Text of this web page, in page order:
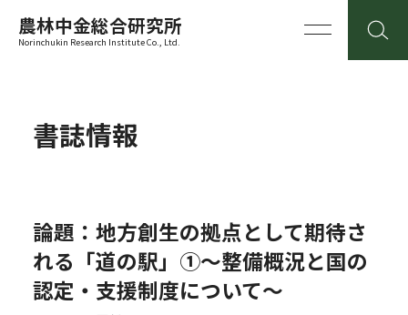
農林中金総合研究所
Norinchukin Research Institute Co., Ltd.
書誌情報
論題：地方創生の拠点として期待さ
れる「道の駅」①～整備概況と国の
認定・支援制度について～